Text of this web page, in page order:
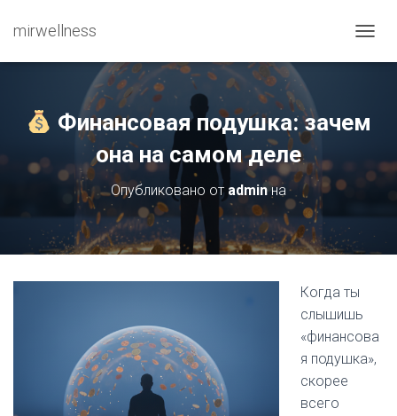
mirwellness
Финансовая подушка: зачем
она на самом деле
Опубликовано от adminна
Когда ты
слышишь
«финансова
я подушка»,
скорее
всего